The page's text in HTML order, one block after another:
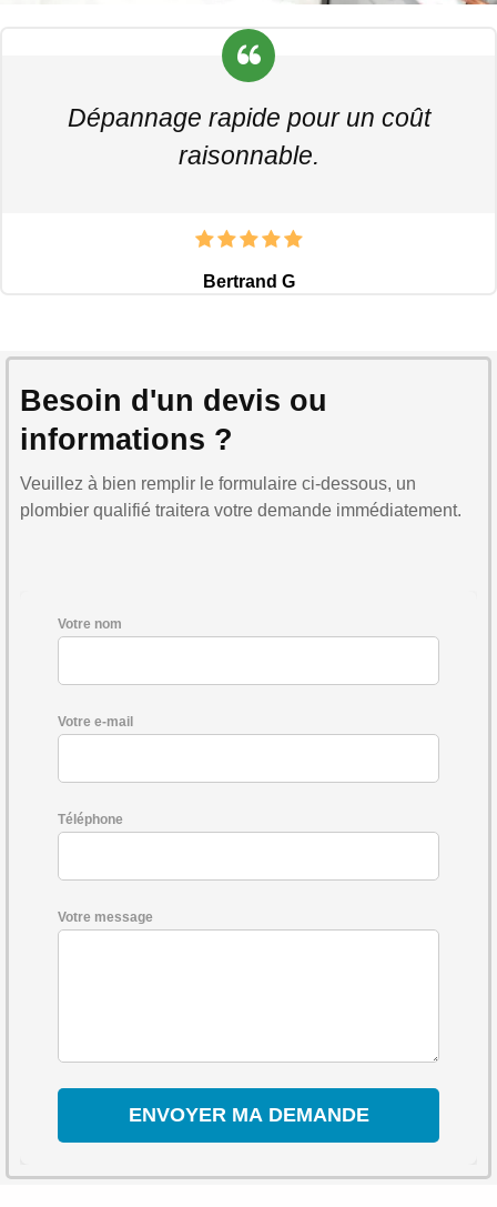
Dépannage rapide pour un coût
raisonnable.
Bertrand G
Besoin d'un devis ou
informations ?
Veuillez à bien remplir le formulaire ci-dessous, un
plombier qualifié traitera votre demande immédiatement.
Votre nom
Votre e-mail
Téléphone
Votre message